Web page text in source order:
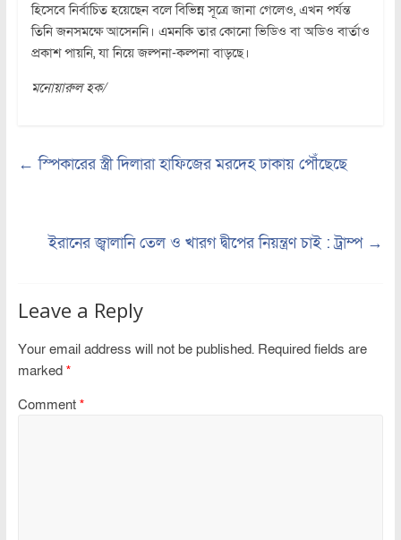
হিসেবে নির্বাচিত হয়েছেন বলে বিভিন্ন সূত্রে জানা গেলেও, এখন পর্যন্ত
তিনি জনসমক্ষে আসেননি। এমনকি তার কোনো ভিডিও বা অডিও বার্তাও
প্রকাশ পায়নি, যা নিয়ে জল্পনা-কল্পনা বাড়ছে।
মনোয়ারুল হক/
← স্পিকারের স্ত্রী দিলারা হাফিজের মরদেহ ঢাকায় পৌঁছেছে
ইরানের জ্বালানি তেল ও খারগ দ্বীপের নিয়ন্ত্রণ চাই : ট্রাম্প →
Leave a Reply
Your email address will not be published. Required fields are
marked *
Comment *